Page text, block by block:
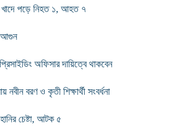
খাদে পড়ে নিহত ১, আহত ৭
আগুন
অফিসার দায়িত্বে থাকবেন
নবীন বরণ ও কৃতী শিক্ষার্থী সংবর্ধনা
চেষ্টা, আটক ৫